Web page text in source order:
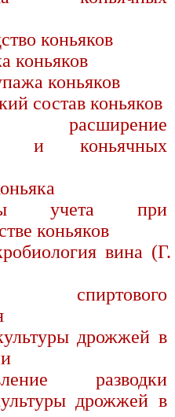
коньяков
коньяков
коньяков
состав коньяков
расширение
и коньячных
учета при
коньяков
вина (Г.
спиртового
дрожжей в
разводки
дрожжей в